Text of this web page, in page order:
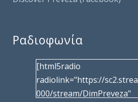
Ραδιοφωνία
[html5radio
radiolink="https://
000/stream/DimPreveza"